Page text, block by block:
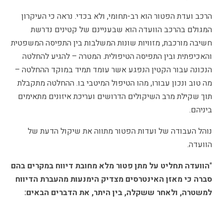
הרכב ועדת הפטור הוא רב-תחומי, ולא בכדי. נראה כי העיקרון
המגולם בהרכב הוועדה הוא שבעניינם של קטינים נדרשת
חשיבה מורכבת, מזוויות שונות המשלבות בין התפיסה המשפטית
והאכיפתית ובין התפיסה הטיפולית. המטרה – להגיע להחלטה
הנכונה עבור הקטין הנפגע אשר עומד תמיד במוקד ההחלטה –
מה טוב ונכון עבורו, מהו הטיפול המיטבי בו. ההחלטה מתקבלת
תוך שקילת מרב השיקולים הדרושים ועריכת איזונים מתאימים
ביניהם.
נוהל העבודה של ועדות הפטור מתווה את שיקול הדעת של
הוועדה.
"הוועדה תחליט על מתן פטור מלא מחובת דיווח במקרים בהם
סברה כי מאזן האינטרסים מצדיק הימנעות מהעברת הדיווח
למשטרה, ולאחר ששקלה, בין היתר, את הדברים הבאים: